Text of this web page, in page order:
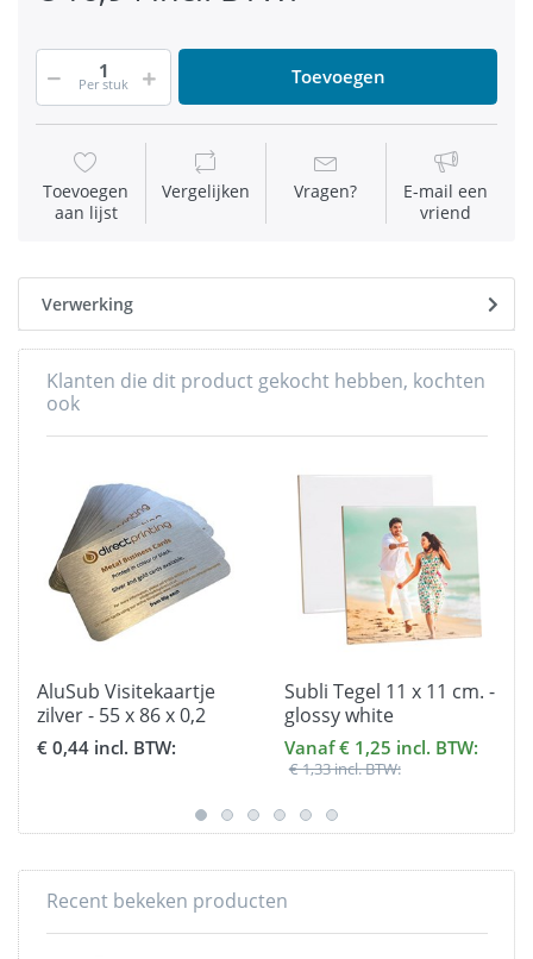
Per stuk Toevoegen
Toevoegen
aan lijst
Vergelijken Vragen?
E-mail een
vriend
Verwerking
Klanten die dit product gekocht hebben, kochten
ook
AluSub Visitekaartje
zilver - 55 x 86 x 0,2
mm.
€ 0,44 incl. BTW:
Subli Tegel 11 x 11 cm. -
glossy white
Vanaf € 1,25 incl. BTW:
€ 1,33 incl. BTW:
Recent bekeken producten